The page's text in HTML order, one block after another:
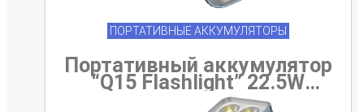
ПОРТАТИВНЫЕ АККУМУЛЯТОРЫ
Портативный аккумулятор
“Q15 Flashlight” 22.5W
10000mAh